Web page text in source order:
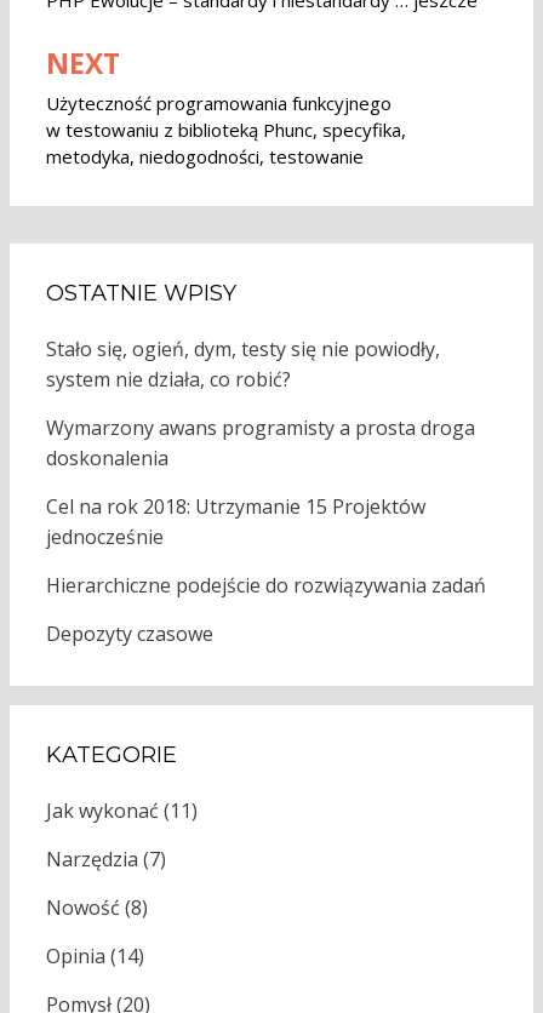
NEXT
Użyteczność programowania funkcyjnego
w testowaniu z biblioteką Phunc, specyfika,
metodyka, niedogodności, testowanie
OSTATNIE WPISY
Stało się, ogień, dym, testy się nie powiodły,
system nie działa, co robić?
Wymarzony awans programisty a prosta droga
doskonalenia
Cel na rok 2018: Utrzymanie 15 Projektów
jednocześnie
Hierarchiczne podejście do rozwiązywania zadań
Depozyty czasowe
KATEGORIE
Jak wykonać (11)
Narzędzia (7)
Nowość (8)
Opinia (14)
Pomysł(20)